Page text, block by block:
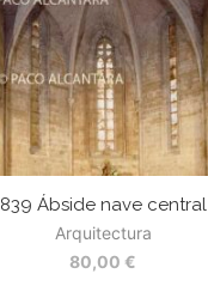
839 Ábside nave central
Arquitectura
80,00 €